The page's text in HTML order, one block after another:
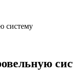
систему